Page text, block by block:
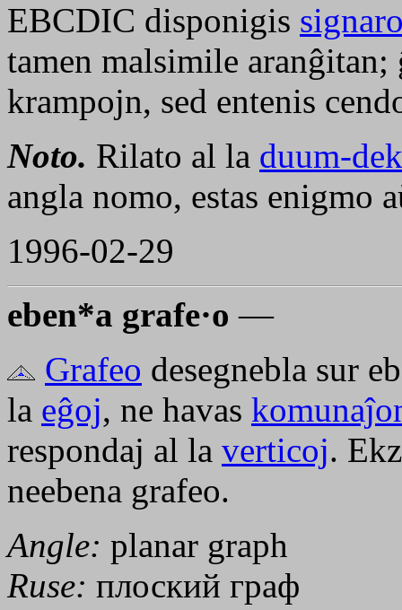
EBCDIC disponigis
tamen malsimile
krampojn, sed entenis
Noto. Rilato al la duum-
angla nomo, estas enigmo
1996-02-29
eben*a grafe·o —
Grafeo desegnebla sur
la eĝoj, ne havas
respondaj al la verticoj.
neebena grafeo.
Angle: planar graph
Ruse: плоский граф